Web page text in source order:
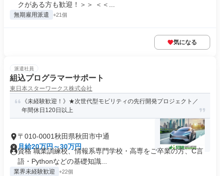
クがある方も歓迎！＞＞ ＜＜...
無期雇用派遣 +21個
気になる
派遣社員
組込プログラマーサポート
東日本スターワークス株式会社
《未経験歓迎！》★次世代型モビリティの先行開発プロジェクト／
年間休日120日以上
〒010-0001秋田県秋田市中通
月給20万円～30万円
資格 職業訓練校、情報系専門学校・高専をご卒業の方、C言
語・Pythonなどの基礎知識...
業界未経験歓迎 +22個